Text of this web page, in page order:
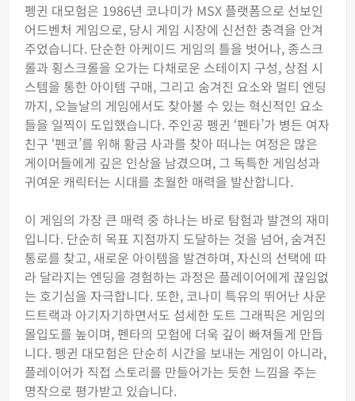
펭귄 대모험은 1986년 코나미가 MSX 플랫폼으로 선보인
어드벤처 게임으로, 당시 게임 시장에 신선한 충격을 안겨
주었습니다. 단순한 아케이드 게임의 틀을 벗어나, 종스크
롤과 횡스크롤을 오가는 다채로운 스테이지 구성, 상점 시
스템을 통한 아이템 구매, 그리고 숨겨진 요소와 멀티 엔딩
까지, 오늘날의 게임에서도 찾아볼 수 있는 혁신적인 요소
들을 일찍이 도입했습니다. 주인공 펭귄 ‘펜타’가 병든 여자
친구 ‘펜코’를 위해 황금 사과를 찾아 떠나는 여정은 많은
게이머들에게 깊은 인상을 남겼으며, 그 독특한 게임성과
귀여운 캐릭터는 시대를 초월한 매력을 발산합니다.
이 게임의 가장 큰 매력 중 하나는 바로 탐험과 발견의 재미
입니다. 단순히 목표 지점까지 도달하는 것을 넘어, 숨겨진
통로를 찾고, 새로운 아이템을 발견하며, 자신의 선택에 따
라 달라지는 엔딩을 경험하는 과정은 플레이어에게 끊임없
는 호기심을 자극합니다. 또한, 코나미 특유의 뛰어난 사운
드트랙과 아기자기하면서도 섬세한 도트 그래픽은 게임의
몰입도를 높이며, 펜타의 모험에 더욱 깊이 빠져들게 만듭
니다. 펭귄 대모험은 단순히 시간을 보내는 게임이 아니라,
플레이어가 직접 스토리를 만들어가는 듯한 느낌을 주는
명작으로 평가받고 있습니다.